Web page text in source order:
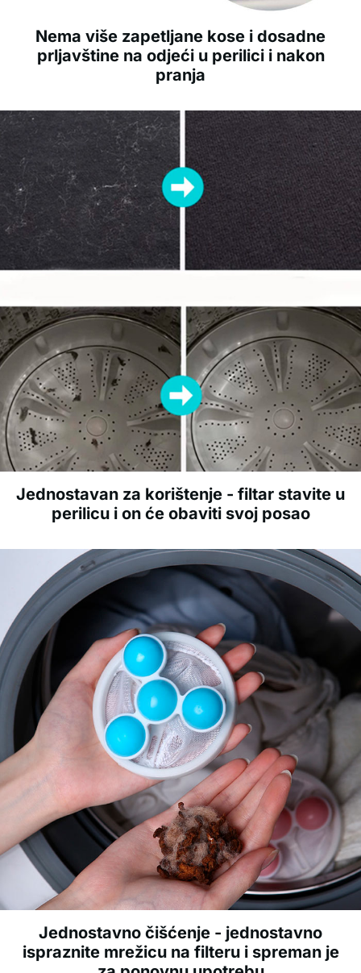
Nema više zapetljane kose i dosadne
prljavštine na odjeći u perilici i nakon
pranja
Jednostavan za korištenje - filtar stavite u
perilicu i on će obaviti svoj posao
Jednostavno čišćenje - jednostavno
ispraznite mrežicu na filteru i spreman je